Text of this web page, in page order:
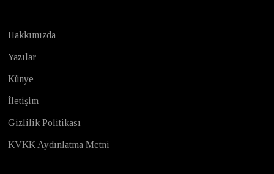
Hakkımızda
Yazılar
Künye
İletişim
Gizlilik Politikası
KVKK Aydınlatma Metni